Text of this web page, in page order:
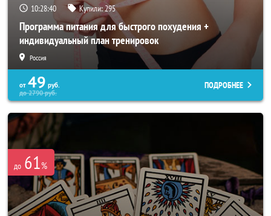
10:28:37 Купили:295
Программа питания для быстрого похудения +
индивидуальный план тренировок
Россия
от 49 руб.
до2790руб.
ПОДРОБНЕЕ
до 61%